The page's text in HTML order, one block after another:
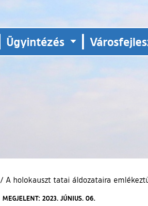
Ügyintézés
/ A holokauszt tatai áldozataira
MEGJELENT: 2023. JÚNIUS. 06.